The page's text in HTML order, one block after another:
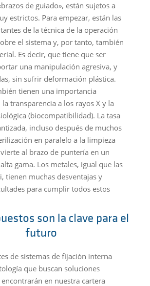
de guiado», están sujetos a
estrictos. Para empezar, están las
de la técnica de la operación
el sistema y, por tanto, también
Es decir, que tiene que ser
una manipulación agresiva, y
sin sufrir deformación plástica.
tienen una importancia
transparencia a los rayos X y la
(biocompatibilidad). La tasa
incluso después de muchos
en paralelo a la limpieza
al brazo de puntería en un
gama. Los metales, igual que las
tienen muchas desventajas y
para cumplir todos estos
son la clave para el
futuro
de sistemas de fijación interna
que buscan soluciones
en nuestra cartera